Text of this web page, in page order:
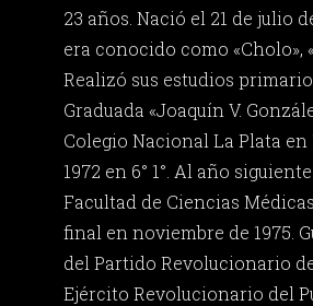
23 años. Nació el 21 de julio
era conocido como «Cholo»,
Realizó sus estudios
Graduada «Joaquín V.
Colegio Nacional La Plata en
1972 en 6° 1°. Al año
Facultad de Ciencias
final en noviembre de 1975.
del Partido Revolucionario
Ejército Revolucionario del